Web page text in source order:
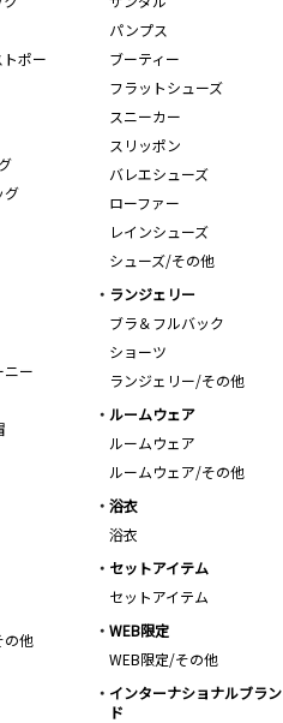
ポー
グ
パンプス
ブーティー
フラットシューズ
スニーカー
スリッポン
バレエシューズ
ローファー
レインシューズ
シューズ/その他
ニー
ランジェリー
ブラ＆フルバック
ショーツ
ランジェリー/その他
ルームウェア
ルームウェア
ルームウェア/その他
浴衣
浴衣
セットアイテム
セットアイテム
の他
WEB限定
WEB限定/その他
インターナショナルブラン
ド